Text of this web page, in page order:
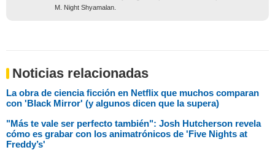
M. Night Shyamalan.
Noticias relacionadas
La obra de ciencia ficción en Netflix que muchos comparan
con 'Black Mirror' (y algunos dicen que la supera)
"Más te vale ser perfecto también": Josh Hutcherson revela
cómo es grabar con los animatrónicos de 'Five Nights at
Freddy’s'